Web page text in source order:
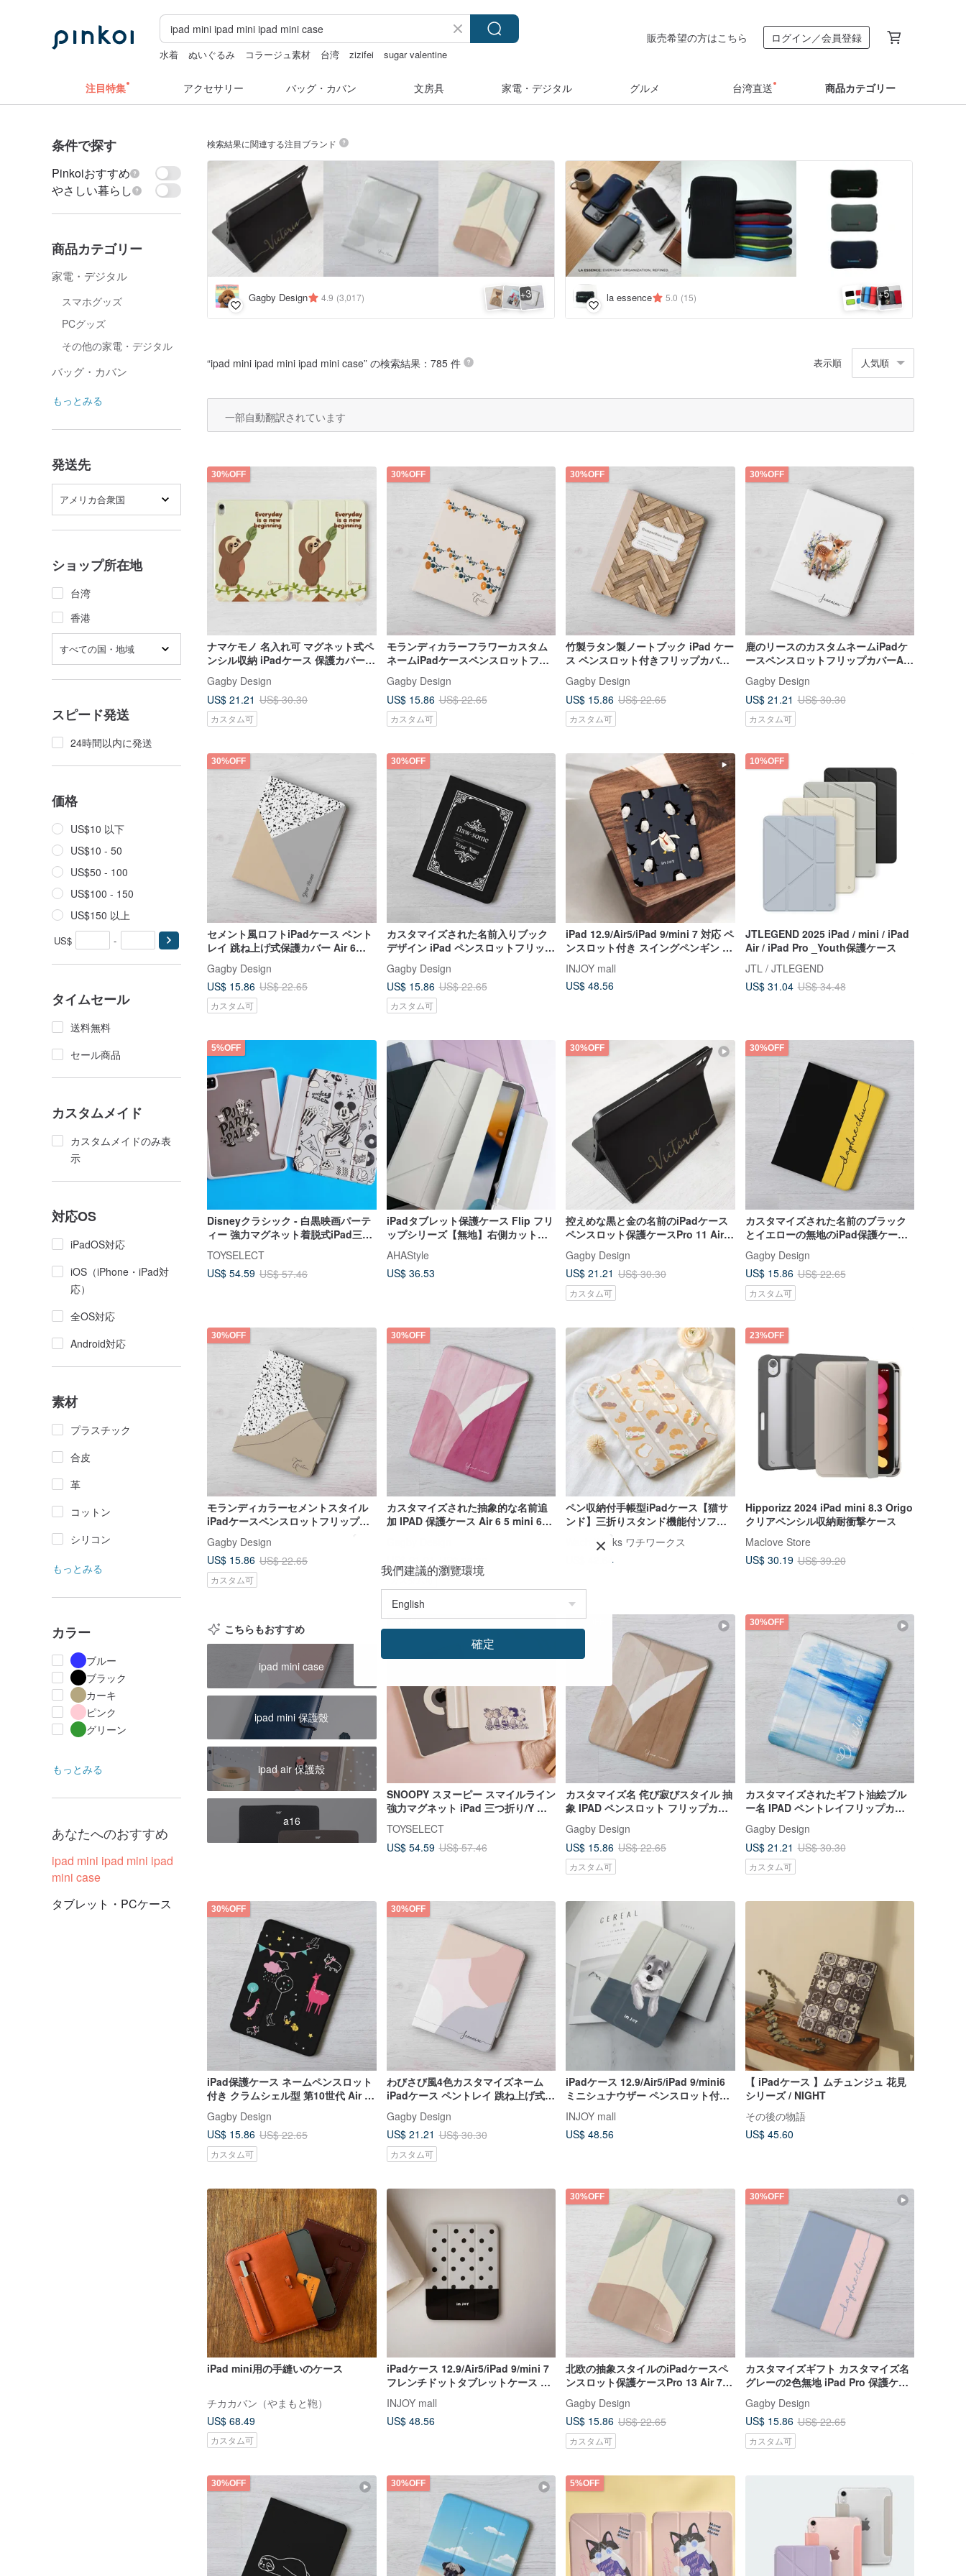
水着 ぬいぐるみ コラージュ素材 台湾 zizifei
sugar valentine
販売希望の方はこちら ログイン／会員登録
注目特集 アクセサリー バッグ・カバン 文房具 家電・デジタル グルメ 台湾直送 商品カテゴリー
条件で探す
Pinkoiおすすめ
やさしい暮らし
商品カテゴリー
家電・デジタル
スマホグッズ
PCグッズ
その他の家電・デジタル
バッグ・カバン
もっとみる
発送先
アメリカ合衆国
ショップ所在地
台湾
香港
すべての国・地域
スピード発送
24時間以内に発送
価格
US$10 以下
US$10 - 50
US$50 - 100
US$100 - 150
US$150 以上
US$ -
タイムセール
送料無料
セール商品
カスタムメイド
カスタムメイドのみ表
示
対応OS
iPadOS対応
iOS（iPhone・iPad対
応）
全OS対応
Android対応
素材
プラスチック
合皮
革
コットン
シリコン
もっとみる
カラー
ブルー
ブラック
カーキ
ピンク
グリーン
もっとみる
あなたへのおすすめ
ipad mini ipad mini ipad
mini case
タブレット・PCケース
検索結果に関連する注目ブランド
Gagby Design 4.9 (3,017) +3 la essence 5.0 (15) +5
“ipad mini ipad mini ipad mini case” の検索結果：785 件 表示順 人気順
一部自動翻訳されています
30%OFF
ナマケモノ 名入れ可 マグネット式ペ
ンシル収納 iPadケース 保護カバー
Pro 13 Air 7 11世代 12.9
Gagby Design
US$ 21.21 US$ 30.30
カスタム可
30%OFF
モランディカラーフラワーカスタム
ネームiPadケースペンスロットフリ
ップカバー保護カバーAir 7 mini 7
pro13
Gagby Design
US$ 15.86 US$ 22.65
カスタム可
30%OFF
竹製ラタン製ノートブック iPad ケー
ス ペンスロット付きフリップカバー
Air 7 mini 7 Pro 13
Gagby Design
US$ 15.86 US$ 22.65
カスタム可
30%OFF
鹿のリースのカスタムネームiPadケ
ースペンスロットフリップカバーAir
7 mini 7 Pro 13
Gagby Design
US$ 21.21 US$ 30.30
カスタム可
30%OFF
セメント風ロフトiPadケース ペント
レイ 跳ね上げ式保護カバー Air 6
Gagby Design
US$ 15.86 US$ 22.65
カスタム可
30%OFF
カスタマイズされた名前入りブック
デザイン iPad ペンスロットフリップ
Gagby Design
US$ 15.86 US$ 22.65
カスタム可
iPad 12.9/Air5/iPad 9/mini 7 対応 ペ
ンスロット付き スイングペンギン タ
INJOY mall
US$ 48.56
10%OFF
JTLEGEND 2025 iPad / mini / iPad
Air / iPad Pro _Youth保護ケース
JTL / JTLEGEND
US$ 31.04 US$ 34.48
5%OFF
Disneyクラシック - 白黒映画パーテ
ィー 強力マグネット着脱式iPad三つ
TOYSELECT
US$ 54.59 US$ 57.46
iPadタブレット保護ケース Flip フリ
ップシリーズ【無地】右側カットア
AHAStyle
US$ 36.53
30%OFF
控えめな黒と金の名前のiPadケース
ペンスロット保護ケースPro 11 Air 7
Gagby Design
US$ 21.21 US$ 30.30
カスタム可
30%OFF
カスタマイズされた名前のブラック
とイエローの無地のiPad保護ケー
カバー付き、第11世代Air 7 mini 7
Gagby Design
US$ 15.86 US$ 22.65
カスタム可
30%OFF
モランディカラーセメントスタイル
iPadケースペンスロットフリップカ
バーAir 7 mini 7 Pro
Gagby Design
US$ 15.86 US$ 22.65
カスタム可
30%OFF
カスタマイズされた抽象的な名前追
加 IPAD 保護ケース Air 6 5 mini 6
カスタム可
ペン収納付手帳型iPadケース【猫サ
ンド】三折りスタンド機能付ソフト
ケースタイプ
Wach Works ワチワークス
US$ 42.64
23%OFF
Hipporizz 2024 iPad mini 8.3 Origo
クリアペンシル収納耐衝撃ケース
Maclove Store
US$ 30.19 US$ 39.20
こちらもおすすめ
ipad mini case
ipad mini 保護殼
ipad air 保護殼
a16
SNOOPY スヌーピー スマイルライン
強力マグネット iPad 三つ折り/Y 字
折り保護ケース
TOYSELECT
US$ 54.59 US$ 57.46
カスタマイズ名 侘び寂びスタイル 抽
象 IPAD ペンスロット フリップカバ
ー Pro 13 Air 7 11世代
Gagby Design
US$ 15.86 US$ 22.65
カスタム可
30%OFF
カスタマイズされたギフト油絵ブル
ー名 IPAD ペントレイフリップカバ
ー保護カバー第 10 世代空気 6 プロ
13
Gagby Design
US$ 21.21 US$ 30.30
カスタム可
30%OFF
iPad保護ケース ネームペンスロット
付き クラムシェル型 第10世代 Air 5
Gagby Design
US$ 15.86 US$ 22.65
カスタム可
30%OFF
わびさび風4色カスタマイズネーム
iPadケース ペントレイ 跳ね上げ式保
Gagby Design
US$ 21.21 US$ 30.30
カスタム可
iPadケース 12.9/Air5/iPad 9/mini6
ミニシュナウザー ペンスロット付き
INJOY mall
US$ 48.56
【 iPadケース 】ムチュンジュ 花見
シリーズ / NIGHT
その後の物語
US$ 45.60
iPad mini用の手縫いのケース
チカカバン（やまもと鞄）
US$ 68.49
カスタム可
iPadケース 12.9/Air5/iPad 9/mini 7
フレンチドットタブレットケース ペ
ンスロット付き
INJOY mall
US$ 48.56
30%OFF
北欧の抽象スタイルのiPadケースペ
ンスロット保護ケースPro 13 Air 7
11世代12.9を無料で追加
Gagby Design
US$ 15.86 US$ 22.65
カスタム可
30%OFF
カスタマイズギフト カスタマイズ名
グレーの2色無地 iPad Pro 保護ケー
ス 第11世代 Air 7 mini7
Gagby Design
US$ 15.86 US$ 22.65
カスタム可
30%OFF 30%OFF 5%OFF
我們建議的瀏覽環境
確定